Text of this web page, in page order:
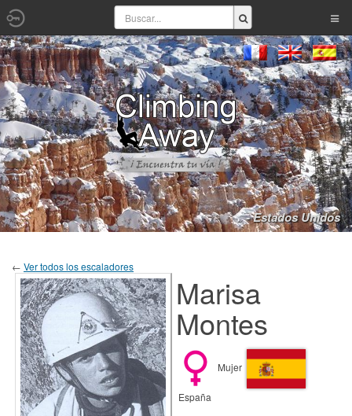
- Estados Unidos
← Ver todos los escaladores
Marisa
Montes
Mujer
España